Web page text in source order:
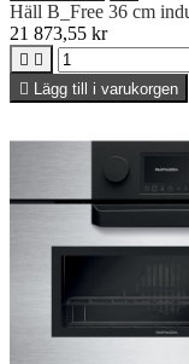
Häll B_Free 36 cm
21 873,55 kr
 
 Lägg till i varukorgen